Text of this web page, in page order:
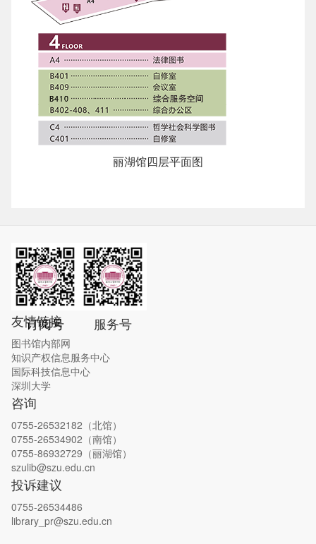
丽湖馆四层平面图
友情链接
图书馆内部网
知识产权信息服务中心
国际科技信息中心
深圳大学
咨询
0755-26532182（北馆）
0755-26534902（南馆）
0755-86932729（丽湖馆）
szulib@szu.edu.cn
投诉建议
0755-26534486
library_pr@szu.edu.cn
订阅号 服务号